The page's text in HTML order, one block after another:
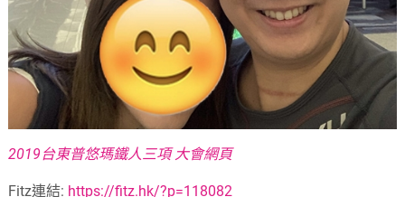
2019台東普悠瑪鐵人三項 大會網頁
Fitz連結: https://fitz.hk/?p=118082